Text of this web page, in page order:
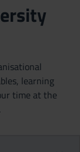
learning
time at the